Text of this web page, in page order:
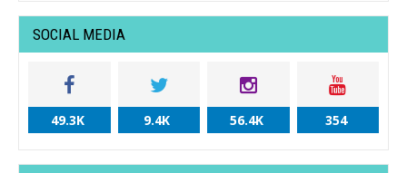
SOCIAL MEDIA
49.3K 9.4K 56.4K 354